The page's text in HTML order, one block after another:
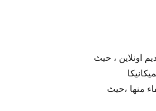
اونلاين ، حيث
منها ،حيث